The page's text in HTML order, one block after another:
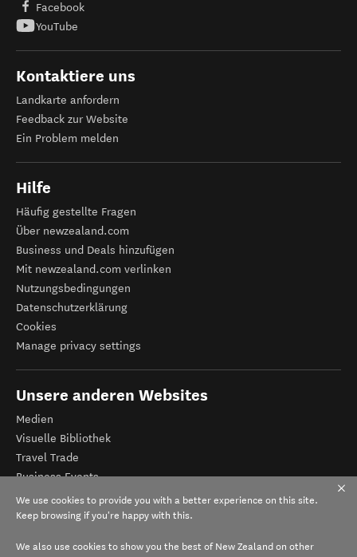
Facebook
YouTube
Kontaktiere uns
Landkarte anfordern
Feedback zur Website
Ein Problem melden
Hilfe
Häufig gestellte Fragen
Über newzealand.com
Business und Deals hinzufügen
Mit newzealand.com verlinken
Nutzungsbedingungen
Datenschutzerklärung
Cookies
Manage privacy settings
Unsere anderen Websites
Medien
Visuelle Bibliothek
Travel Trade
Business Events
Tourismus Neuseeland
Veranstalter-Registrierung
We use cookies to provide you with a better experience on this site.
Keep browsing if you're happy with this.
We also use cookies to show you the best of New Zealand on other